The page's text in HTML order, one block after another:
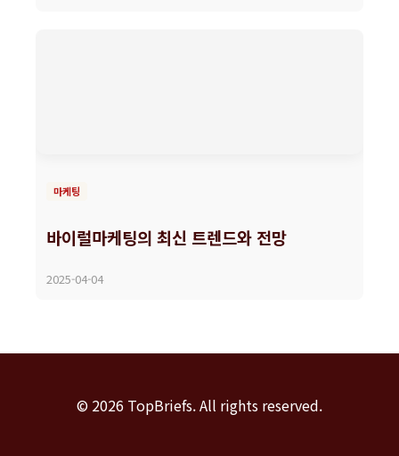
마케팅
바이럴마케팅의 최신 트렌드와 전망
2025-04-04
© 2026 TopBriefs. All rights reserved.